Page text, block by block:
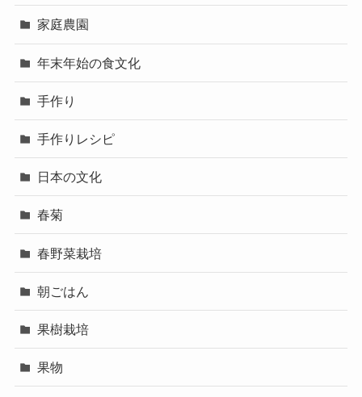
家庭農園
年末年始の食文化
手作り
手作りレシピ
日本の文化
春菊
春野菜栽培
朝ごはん
果樹栽培
果物